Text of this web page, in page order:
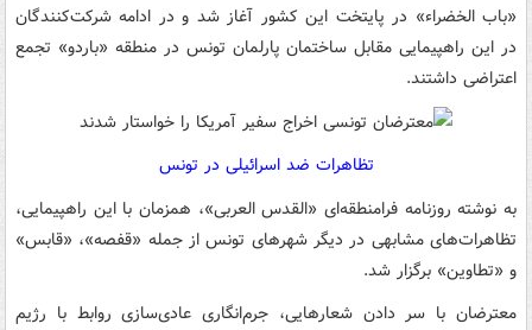
«باب الخضراء» در پایتخت این کشور آغاز شد و در ادامه شرکت‌کنندگان
در این راهپیمایی مقابل ساختمان پارلمان تونس در منطقه «باردو» تجمع
اعتراضی داشتند.
تظاهرات ضد اسرائیلی در تونس
به نوشته روزنامه فرامنطقه‌ای «القدس العربی»، همزمان با این راهپیمایی،
تظاهرات‌های مشابهی‌ در دیگر شهرهای تونس از جمله «قفصه»، «قابس»
و «تطاوین» برگزار شد.
معترضان با سر دادن شعارهایی، جرم‌انگاری عادی‌سازی روابط با رژیم